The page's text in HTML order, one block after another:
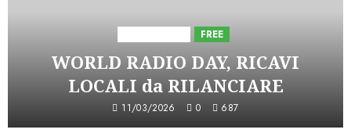
FREE
WORLD RADIO DAY, RICAVI
LOCALI da RILANCIARE
11/03/2026 0 687